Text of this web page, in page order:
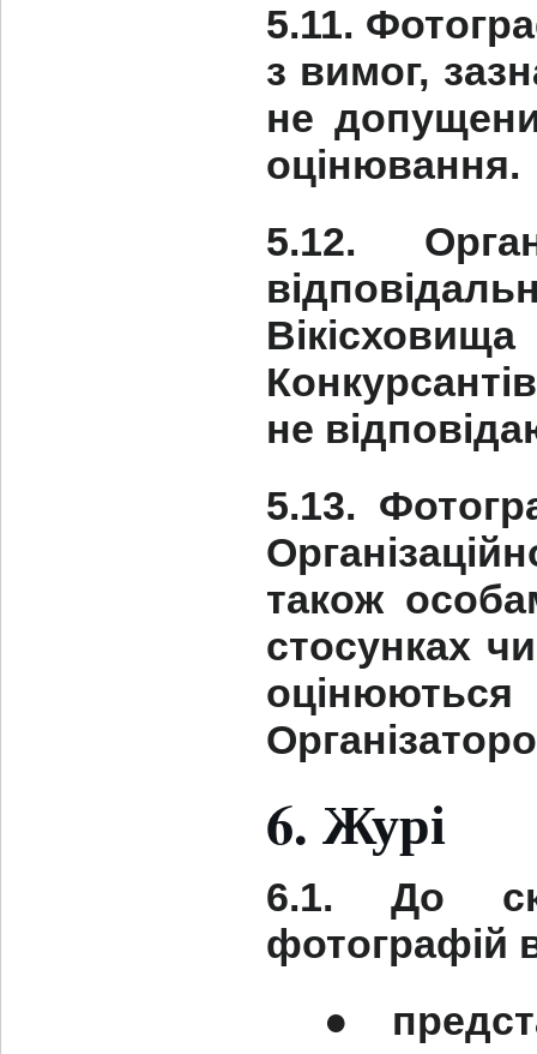
5.11.
з вимог,
не
оцінювання.
5.12.
не
5.13.
також
стосунках
6. Журі
6.1. До
фотографій
●